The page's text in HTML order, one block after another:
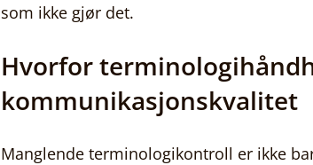
som ikke gjør det.
Hvorfor
kommunikasjonskvalitet
Manglende terminologikontroll er ikke